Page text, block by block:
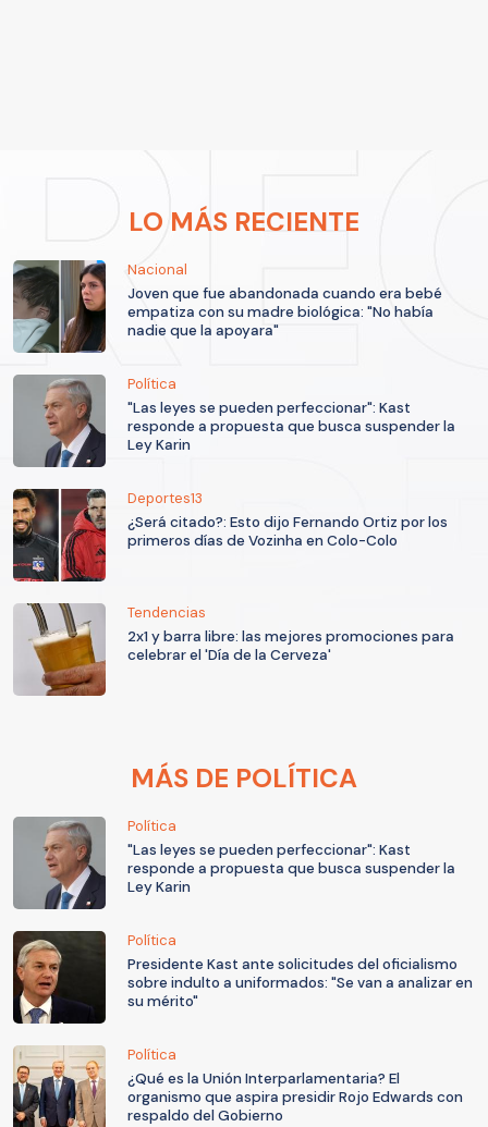
LO MÁS RECIENTE
Nacional
Joven que fue abandonada cuando era bebé
empatiza con su madre biológica: "No había
nadie que la apoyara"
Política
"Las leyes se pueden perfeccionar": Kast
responde a propuesta que busca suspender la
Ley Karin
Deportes13
¿Será citado?: Esto dijo Fernando Ortiz por los
primeros días de Vozinha en Colo-Colo
Tendencias
2x1 y barra libre: las mejores promociones para
celebrar el 'Día de la Cerveza'
MÁS DE POLÍTICA
Política
"Las leyes se pueden perfeccionar": Kast
responde a propuesta que busca suspender la
Ley Karin
Política
Presidente Kast ante solicitudes del oficialismo
sobre indulto a uniformados: "Se van a analizar en
su mérito"
Política
¿Qué es la Unión Interparlamentaria? El
organismo que aspira presidir Rojo Edwards con
respaldo del Gobierno